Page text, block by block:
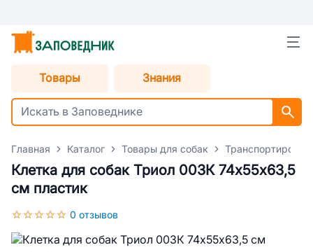
Товары Знания
Главная Каталог Товары для собак Транспортировка
Клетка для собак Триол 003К 74х55х63,5
см пластик
0 отзывов